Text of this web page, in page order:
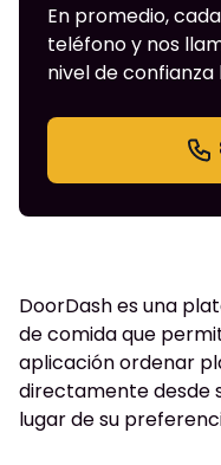
En promedio,
teléfono y nos
nivel de confianza
DoorDash es una
de comida que
aplicación ordenar
directamente desde
lugar de su